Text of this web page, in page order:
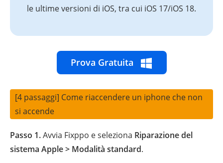
le ultime versioni di iOS, tra cui iOS 17/iOS 18.
Prova Gratuita
[4 passaggi] Come riaccendere un iphone che non
si accende
Passo 1.Avvia Fixppo e seleziona Riparazione del
sistema Apple > Modalità standard.